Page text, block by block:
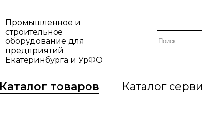
Промышленное и
строительное
оборудование для
предприятий
Екатеринбурга и УрФО
Каталог товаров Каталог